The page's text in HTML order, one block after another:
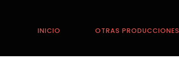
INICIO OTRAS PRODUCCIONES